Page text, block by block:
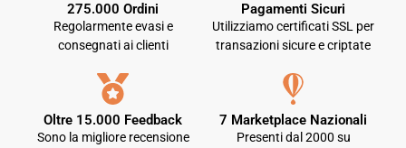
275.000 Ordini
Regolarmente evasi e
consegnati ai clienti
Pagamenti Sicuri
Utilizziamo certificati SSL per
transazioni sicure e criptate
Oltre 15.000 Feedback
Sono la migliore recensione
7 Marketplace Nazionali
Presenti dal 2000 su